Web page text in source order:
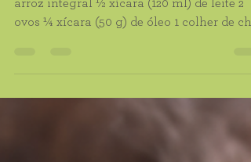
Ingredientes 1 xícara (120 g) de farinha de
arroz integral ½ xícara (120 ml) de leite 2
metade da massa em uma forma untada.